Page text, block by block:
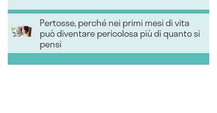
Pertosse, perché nei primi mesi di vita
può diventare pericolosa più di quanto si
pensi